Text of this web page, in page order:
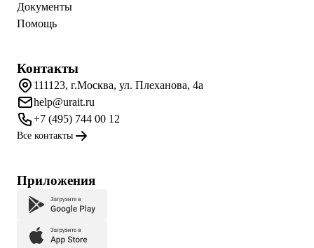
Документы
Помощь
Контакты
111123, г.Москва, ул. Плеханова, 4а
help@urait.ru
+7 (495) 744 00 12
Все контакты
Приложения